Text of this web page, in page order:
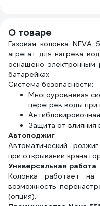
О товаре
Газовая колонка NEVA
агрегат для нагрева
оснащено электронным
батарейках.
Система безопасности:
Многоуровневая
перегрев воды
Защита от влияния
Автоподжиг
Автоматический
при открывании крана
Универсальная работа
Колонка работает
возможность
(опция).